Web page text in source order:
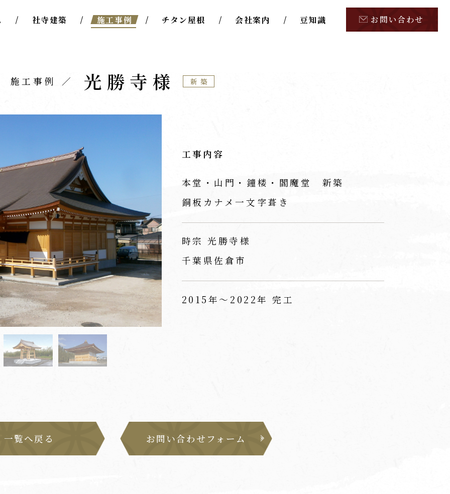
社寺建築 施工事例 チタン屋根 会社案内 豆知識 お問い合わせ
施工事例 光勝寺様 新築
工事内容
本堂・山門・鐘楼・閻魔堂 新築
銅板カナメ一文字葺き
時宗 光勝寺様
千葉県佐倉市
2015年～2022年 完工
一覧へ戻る お問い合わせフォーム